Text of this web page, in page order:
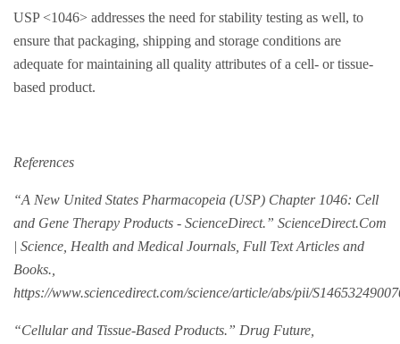
USP <1046> addresses the need for stability testing as well, to
ensure that packaging, shipping and storage conditions are
adequate for maintaining all quality attributes of a cell- or tissue-
based product.
References
“A New United States Pharmacopeia (USP) Chapter 1046: Cell
and Gene Therapy Products - ScienceDirect.” ScienceDirect.Com
| Science, Health and Medical Journals, Full Text Articles and
Books.,
https://www.sciencedirect.com/science/article/abs/pii/
“Cellular and Tissue-Based Products.” Drug Future,